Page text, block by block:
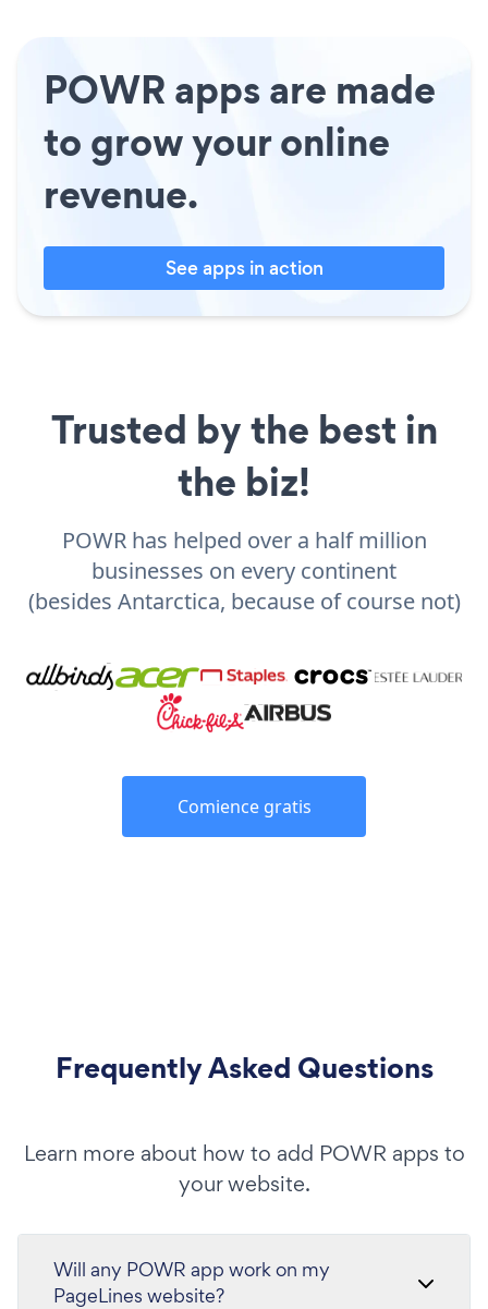
POWR apps are made
to grow your online
revenue.
See apps in action
Trusted by the best in
the biz!
POWR has helped over a half million
businesses on every continent
(besides Antarctica, because of course not)
Comience gratis
Frequently Asked Questions
Learn more about how to add POWR apps to
your website.
Will any POWR app work on my
PageLines website?